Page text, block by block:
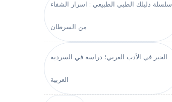
سلسلة دليلك الطبي الطبيعي : اسرار الشفاء
من السرطان
الخبر في الأدب العربي؛ دراسة في السردية
العربية